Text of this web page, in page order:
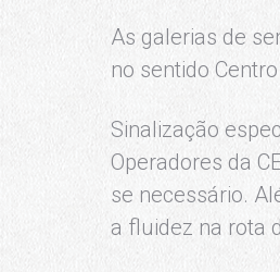
As galerias de
no sentido
Sinalização
Operadores da
se necessário.
a fluidez na rota